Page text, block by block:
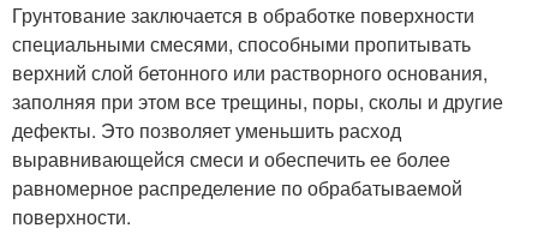
Грунтование заключается в обработке поверхности
специальными смесями, способными пропитывать
верхний слой бетонного или растворного основания,
заполняя при этом все трещины, поры, сколы и другие
дефекты. Это позволяет уменьшить расход
выравнивающейся смеси и обеспечить ее более
равномерное распределение по обрабатываемой
поверхности.